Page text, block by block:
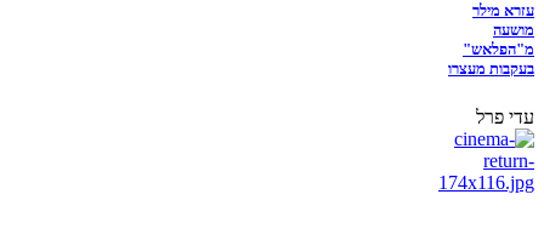
עזרא מילר
מושעה
מ"הפלאש"
בעקבות מעצרו
עדי פרל